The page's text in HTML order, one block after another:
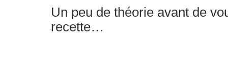
Un peu de théorie avant de
recette…